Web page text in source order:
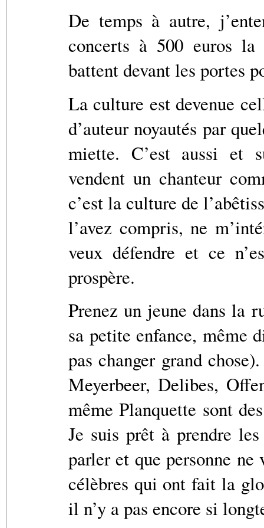
De temps à autre,
concerts à 500 euros
battent devant les portes
La culture est devenue
d’auteur noyautés par
miette. C’est aussi et
vendent un chanteur
c’est la culture de
l’avez compris, ne
veux défendre et ce
prospère.
Prenez un jeune dans la
sa petite enfance, même
pas changer grand
Meyerbeer, Delibes,
même Planquette sont
Je suis prêt à prendre
parler et que personne ne
célèbres qui ont fait la
il n’y a pas encore si